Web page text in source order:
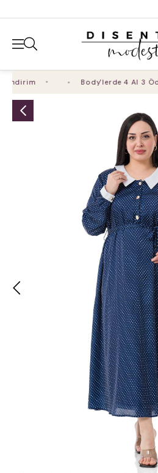
İndirim Body'lerde 4 Al 3 Öde